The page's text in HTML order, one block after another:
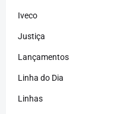
Iveco
Justiça
Lançamentos
Linha do Dia
Linhas